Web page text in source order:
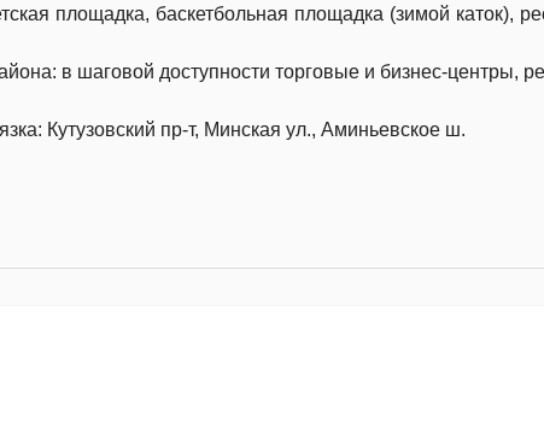
площадка, баскетбольная площадка (зимой каток),
в шаговой доступности торговые и бизнес-центры,
Кутузовский пр-т, Минская ул., Аминьевское ш.